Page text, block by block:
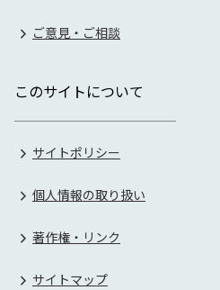
ご意見・ご相談
このサイトについて
サイトポリシー
個人情報の取り扱い
著作権・リンク
サイトマップ